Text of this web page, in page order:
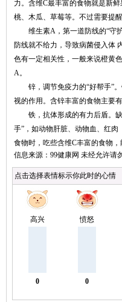
力。含维C最丰富的食物就是新
桃、木瓜、草莓等。不过需要提
维生素A，第一道防线的“守护
防线就不给力，导致病菌侵入体
色有一定相关性，一般来说橙黄
A。
锌，调节免疫力的“好帮手”。
视的作用。含锌丰富的食物主要
铁，抗体形成的有力后盾。缺
手”，如动物肝脏、动物血、红
食物时，吃些含维C丰富的食物，
点击选择表情标示你此时的心情
高兴
0
愤怒
0